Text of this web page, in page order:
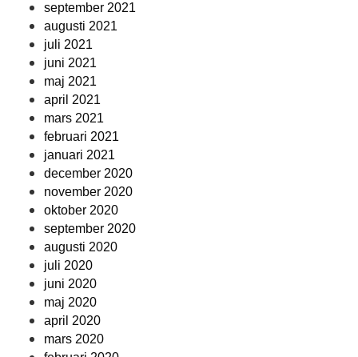
september 2021
augusti 2021
juli 2021
juni 2021
maj 2021
april 2021
mars 2021
februari 2021
januari 2021
december 2020
november 2020
oktober 2020
september 2020
augusti 2020
juli 2020
juni 2020
maj 2020
april 2020
mars 2020